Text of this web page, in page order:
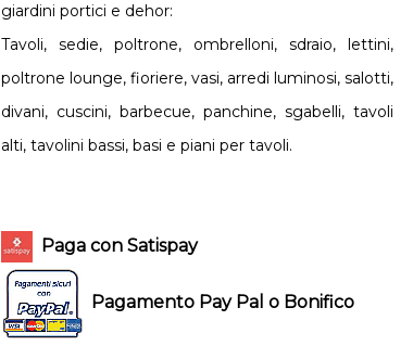
giardini portici e dehor:
Tavoli, sedie, poltrone, ombrelloni, sdraio, lettini,
poltrone lounge, fioriere, vasi, arredi luminosi, salotti,
divani, cuscini, barbecue, panchine, sgabelli, tavoli
alti, tavolini bassi, basi e piani per tavoli.
Paga con Satispay
Pagamento Pay Pal o Bonifico